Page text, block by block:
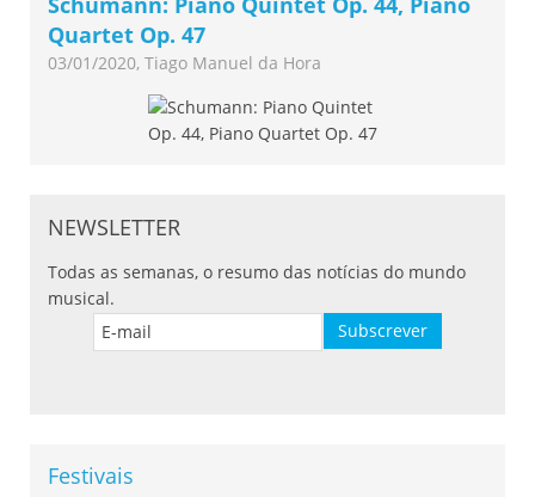
Quartet Op. 47
03/01/2020, Tiago Manuel da Hora
NEWSLETTER
Todas as semanas, o resumo das notícias do mundo
musical.
Festivais